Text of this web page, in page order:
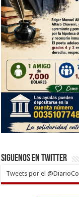
Siguenos en twitter
Tweets por el